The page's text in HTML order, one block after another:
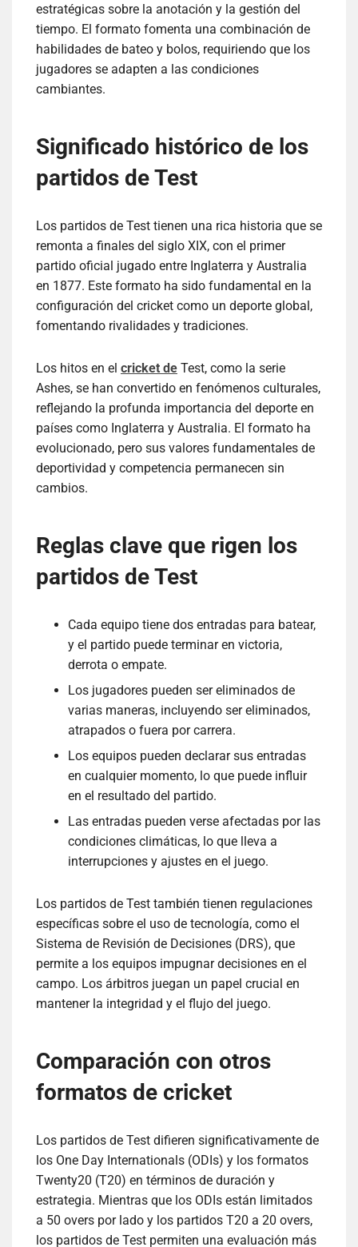
estratégicas sobre la anotación y la gestión del
tiempo. El formato fomenta una combinación de
habilidades de bateo y bolos, requiriendo que los
jugadores se adapten a las condiciones
cambiantes.
Significado histórico de los
partidos de Test
Los partidos de Test tienen una rica historia que se
remonta a finales del siglo XIX, con el primer
partido oficial jugado entre Inglaterra y Australia
en 1877. Este formato ha sido fundamental en la
configuración del cricket como un deporte global,
fomentando rivalidades y tradiciones.
Los hitos en el cricket de Test, como la serie
Ashes, se han convertido en fenómenos culturales,
reflejando la profunda importancia del deporte en
países como Inglaterra y Australia. El formato ha
evolucionado, pero sus valores fundamentales de
deportividad y competencia permanecen sin
cambios.
Reglas clave que rigen los
partidos de Test
Cada equipo tiene dos entradas para batear,
y el partido puede terminar en victoria,
derrota o empate.
Los jugadores pueden ser eliminados de
varias maneras, incluyendo ser eliminados,
atrapados o fuera por carrera.
Los equipos pueden declarar sus entradas
en cualquier momento, lo que puede influir
en el resultado del partido.
Las entradas pueden verse afectadas por las
condiciones climáticas, lo que lleva a
interrupciones y ajustes en el juego.
Los partidos de Test también tienen regulaciones
específicas sobre el uso de tecnología, como el
Sistema de Revisión de Decisiones (DRS), que
permite a los equipos impugnar decisiones en el
campo. Los árbitros juegan un papel crucial en
mantener la integridad y el flujo del juego.
Comparación con otros
formatos de cricket
Los partidos de Test difieren significativamente de
los One Day Internationals (ODIs) y los formatos
Twenty20 (T20) en términos de duración y
estrategia. Mientras que los ODIs están limitados
a 50 overs por lado y los partidos T20 a 20 overs,
los partidos de Test permiten una evaluación más